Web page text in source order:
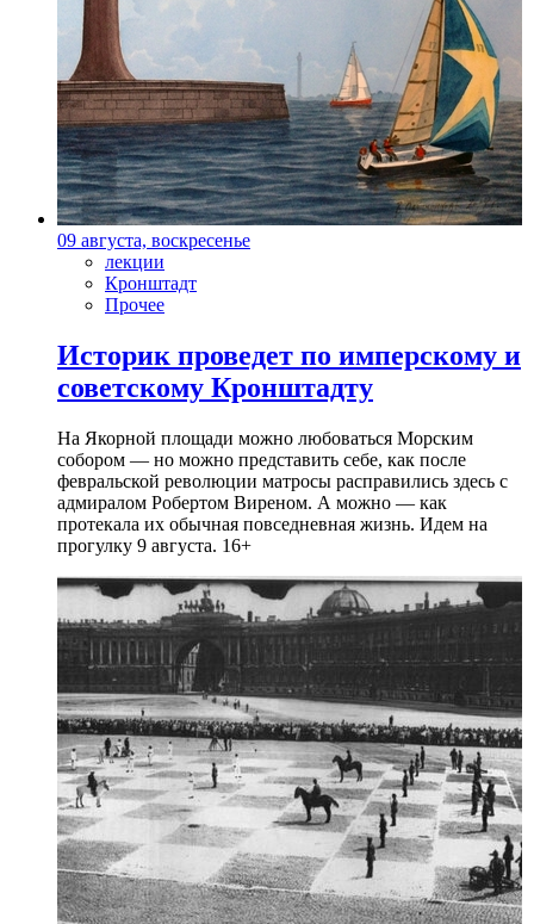
09 августа, воскресенье
лекции
Кронштадт
Прочее
Историк проведет по имперскому и
советскому Кронштадту
На Якорной площади можно любоваться Морским
собором — но можно представить себе, как после
февральской революции матросы расправились здесь с
адмиралом Робертом Виреном. А можно — как
протекала их обычная повседневная жизнь. Идем на
прогулку 9 августа. 16+